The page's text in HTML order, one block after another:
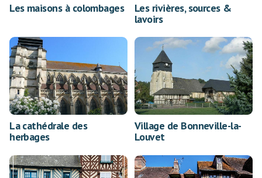
Les maisons à colombages
Les rivières, sources &
lavoirs
La cathédrale des
herbages
Village de Bonneville-la-
Louvet